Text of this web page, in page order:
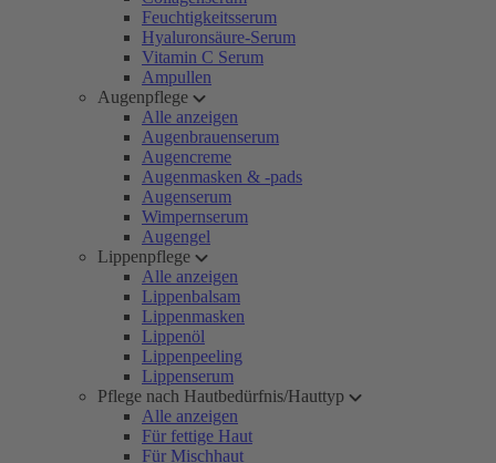
Feuchtigkeitsserum
Hyaluronsäure-Serum
Vitamin C Serum
Ampullen
Augenpflege
Alle anzeigen
Augenbrauenserum
Augencreme
Augenmasken & -pads
Augenserum
Wimpernserum
Augengel
Lippenpflege
Alle anzeigen
Lippenbalsam
Lippenmasken
Lippenöl
Lippenpeeling
Lippenserum
Pflege nach Hautbedürfnis/Hauttyp
Alle anzeigen
Für fettige Haut
Für Mischhaut